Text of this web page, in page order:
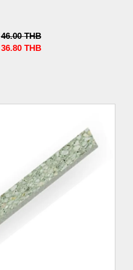
46.00 THB
36.80 THB